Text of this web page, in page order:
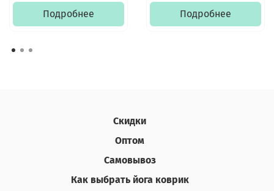
Подробнее Подробнее
Скидки
Оптом
Самовывоз
Как выбрать йога коврик